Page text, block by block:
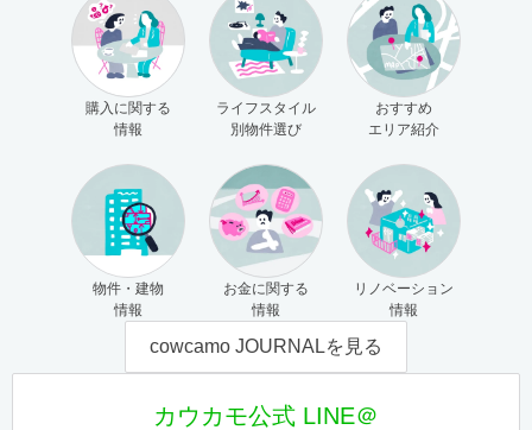
購入に関する
情報
ライフスタイル
別物件選び
おすすめ
エリア紹介
物件・建物
情報
お金に関する
情報
リノベーション
情報
cowcamo JOURNALを見る
カウカモ公式 LINE＠